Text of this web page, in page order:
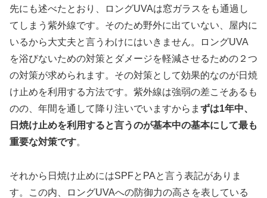
先にも述べたとおり、ロングUVAは窓ガラスをも通過し
てしまう紫外線です。そのため野外に出ていない、屋内に
いるから大丈夫と言うわけにはいきません。ロングUVA
を浴びないための対策とダメージを軽減させるための２つ
の対策が求められます。その対策として効果的なのが日焼
け止めを利用する方法です。紫外線は強弱の差こそあるも
のの、年間を通して降り注いでいますからま ずは1年中、
日焼け止めを利用すると言うのが基本中の基本にして最も
重要な対策です。
それから日焼け止めにはSPFとPAと言う表記がありま
す。この内、ロングUVAへの防御力の高さを表している